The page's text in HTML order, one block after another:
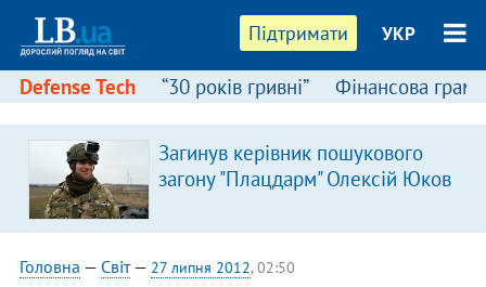
Підтримати УКР
Defense Tech “30 років гривні” Фінансова
Загинув керівник пошукового
загону "Плацдарм" Олексій Юков
Головна — Світ— 27 липня 2012, 02:50